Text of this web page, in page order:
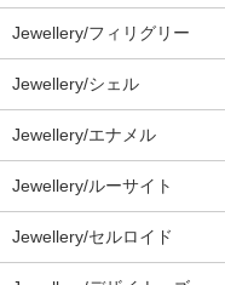
Jewellery/フィリグリー
Jewellery/シェル
Jewellery/エナメル
Jewellery/ルーサイト
Jewellery/セルロイド